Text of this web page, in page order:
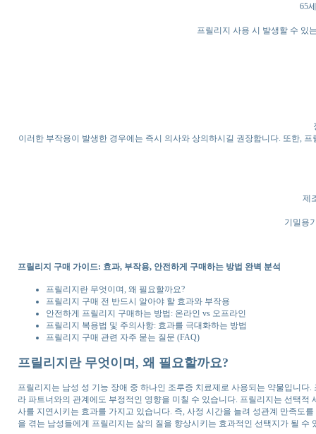
65
프릴리지 사용 시 발생할 수 있
이러한 부작용이 발생한 경우에는 즉시 의사와 상의하시길 권장합니다. 또한,
제
기밀용
프릴리지 구매 가이드: 효과, 부작용, 안전하게 구매하는 방법 완벽 분석
프릴리지란 무엇이며, 왜 필요할까요?
프릴리지 구매 전 반드시 알아야 할 효과와 부작용
안전하게 프릴리지 구매하는 방법: 온라인 vs 오프라인
프릴리지 복용법 및 주의사항: 효과를 극대화하는 방법
프릴리지 구매 관련 자주 묻는 질문 (FAQ)
프릴리지란 무엇이며, 왜 필요할까요?
프릴리지는 남성 성 기능 장애 중 하나인 조루증 치료제로 사용되는 약물입니
라 파트너와의 관계에도 부정적인 영향을 미칠 수 있습니다. 프릴리지는 선택
사를 지연시키는 효과를 가지고 있습니다. 즉, 사정 시간을 늘려 성관계 만족도
을 겪는 남성들에게 프릴리지는 삶의 질을 향상시키는 효과적인 선택지가 될 수